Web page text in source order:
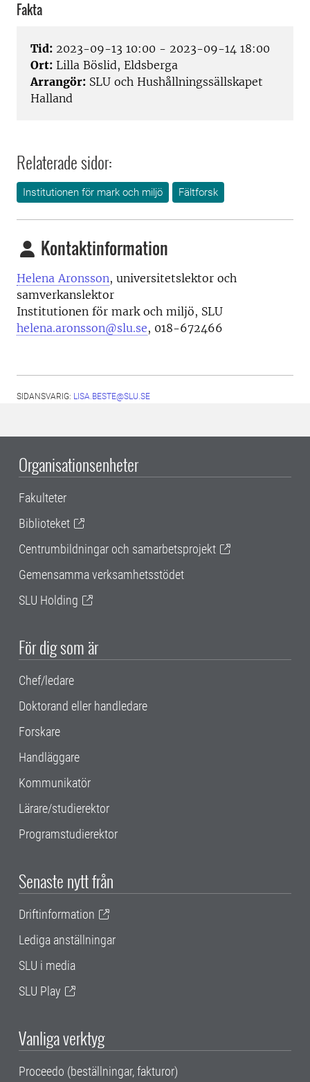
Fakta
Tid: 2023-09-13 10:00 - 2023-09-14 18:00
Ort: Lilla Böslid, Eldsberga
Arrangör: SLU och Hushållningssällskapet
Halland
Relaterade sidor:
Institutionen för mark och miljö Fältforsk
Kontaktinformation
Helena Aronsson, universitetslektor och
samverkanslektor
Institutionen för mark och miljö, SLU
helena.aronsson@slu.se, 018-672466
SIDANSVARIG: LISA.BESTE@SLU.SE
Organisationsenheter
Fakulteter
Biblioteket
Centrumbildningar och samarbetsprojekt
Gemensamma verksamhetsstödet
SLU Holding
För dig som är
Chef/ledare
Doktorand eller handledare
Forskare
Handläggare
Kommunikatör
Lärare/studierektor
Programstudierektor
Senaste nytt från
Driftinformation
Lediga anställningar
SLU i media
SLU Play
Vanliga verktyg
Proceedo (beställningar, fakturor)